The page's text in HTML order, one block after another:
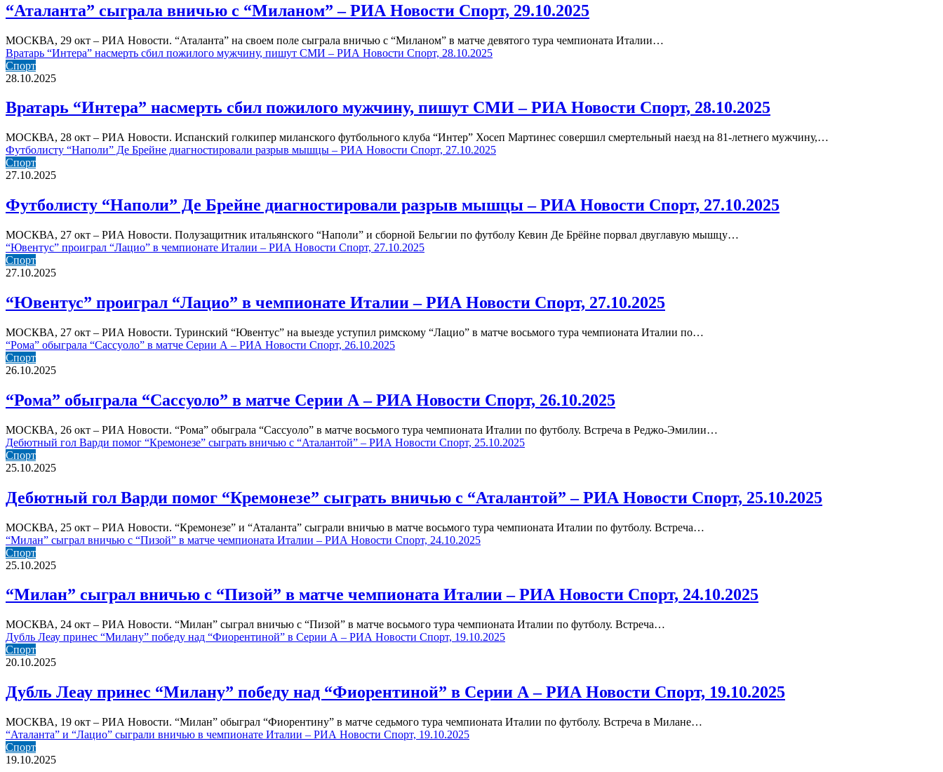
“Аталанта” сыграла вничью с “Миланом” – РИА Новости Спорт, 29.10.2025
МОСКВА, 29 окт – РИА Новости. “Аталанта” на своем поле сыграла вничью с “Миланом” в матче девятого тура чемпионата Италии…
Вратарь “Интера” насмерть сбил пожилого мужчину, пишут СМИ – РИА Новости Спорт, 28.10.2025
Спорт
28.10.2025
Вратарь “Интера” насмерть сбил пожилого мужчину, пишут СМИ – РИА Новости Спорт, 28.10.2025
МОСКВА, 28 окт – РИА Новости. Испанский голкипер миланского футбольного клуба “Интер” Хосеп Мартинес совершил смертельный наезд на 81-летнего мужчину,…
Футболисту “Наполи” Де Брейне диагностировали разрыв мышцы – РИА Новости Спорт, 27.10.2025
Спорт
27.10.2025
Футболисту “Наполи” Де Брейне диагностировали разрыв мышцы – РИА Новости Спорт, 27.10.2025
МОСКВА, 27 окт – РИА Новости. Полузащитник итальянского “Наполи” и сборной Бельгии по футболу Кевин Де Брёйне порвал двуглавую мышцу…
“Ювентус” проиграл “Лацио” в чемпионате Италии – РИА Новости Спорт, 27.10.2025
Спорт
27.10.2025
“Ювентус” проиграл “Лацио” в чемпионате Италии – РИА Новости Спорт, 27.10.2025
МОСКВА, 27 окт – РИА Новости. Туринский “Ювентус” на выезде уступил римскому “Лацио” в матче восьмого тура чемпионата Италии по…
“Рома” обыграла “Сассуоло” в матче Серии А – РИА Новости Спорт, 26.10.2025
Спорт
26.10.2025
“Рома” обыграла “Сассуоло” в матче Серии А – РИА Новости Спорт, 26.10.2025
МОСКВА, 26 окт – РИА Новости. “Рома” обыграла “Сассуоло” в матче восьмого тура чемпионата Италии по футболу. Встреча в Реджо-Эмилии…
Дебютный гол Варди помог “Кремонезе” сыграть вничью с “Аталантой” – РИА Новости Спорт, 25.10.2025
Спорт
25.10.2025
Дебютный гол Варди помог “Кремонезе” сыграть вничью с “Аталантой” – РИА Новости Спорт, 25.10.2025
МОСКВА, 25 окт – РИА Новости. “Кремонезе” и “Аталанта” сыграли вничью в матче восьмого тура чемпионата Италии по футболу. Встреча…
“Милан” сыграл вничью с “Пизой” в матче чемпионата Италии – РИА Новости Спорт, 24.10.2025
Спорт
25.10.2025
“Милан” сыграл вничью с “Пизой” в матче чемпионата Италии – РИА Новости Спорт, 24.10.2025
МОСКВА, 24 окт – РИА Новости. “Милан” сыграл вничью с “Пизой” в матче восьмого тура чемпионата Италии по футболу. Встреча…
Дубль Леау принес “Милану” победу над “Фиорентиной” в Серии А – РИА Новости Спорт, 19.10.2025
Спорт
20.10.2025
Дубль Леау принес “Милану” победу над “Фиорентиной” в Серии А – РИА Новости Спорт, 19.10.2025
МОСКВА, 19 окт – РИА Новости. “Милан” обыграл “Фиорентину” в матче седьмого тура чемпионата Италии по футболу. Встреча в Милане…
“Аталанта” и “Лацио” сыграли вничью в чемпионате Италии – РИА Новости Спорт, 19.10.2025
Спорт
19.10.2025